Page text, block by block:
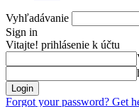
Vyhľadávanie
Sign in
Vitajte! prihlásenie k účtu
Forgot your password? Get